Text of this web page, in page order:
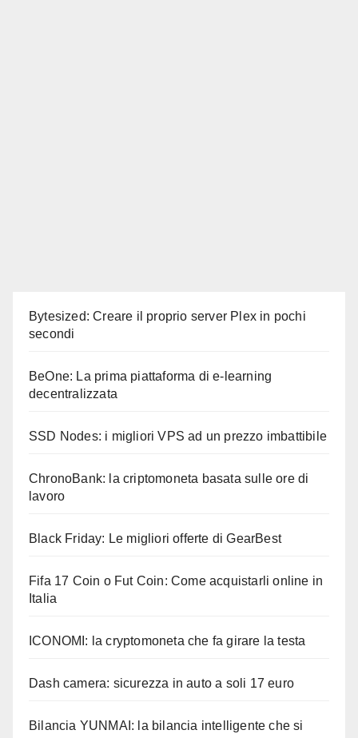
Bytesized: Creare il proprio server Plex in pochi
secondi
BeOne: La prima piattaforma di e-learning
decentralizzata
SSD Nodes: i migliori VPS ad un prezzo imbattibile
ChronoBank: la criptomoneta basata sulle ore di
lavoro
Black Friday: Le migliori offerte di GearBest
Fifa 17 Coin o Fut Coin: Come acquistarli online in
Italia
ICONOMI: la cryptomoneta che fa girare la testa
Dash camera: sicurezza in auto a soli 17 euro
Bilancia YUNMAI: la bilancia intelligente che si